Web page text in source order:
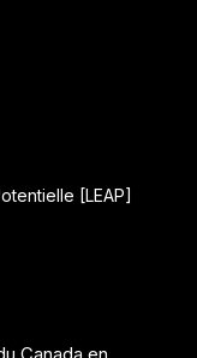
[LEAP]
Canada en